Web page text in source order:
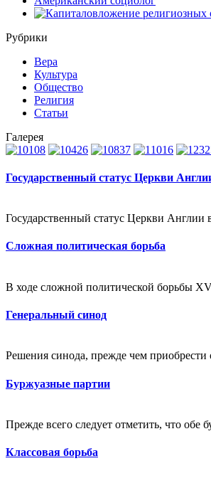
Рубрики
Вера
Культура
Общество
Религия
Статьи
Галерея
Государственный статус Церкви
Государственный статус Церкви
Сложная политическая борьба
В ходе сложной политической борьбы
Генеральный синод
Решения синода, прежде чем
Буржуазные партии
Прежде всего следует отметить, что
Классовая борьба